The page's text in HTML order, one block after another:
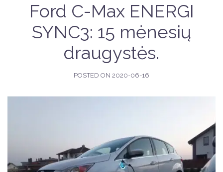
Ford C-Max ENERGI
SYNC3: 15 mėnesių
draugystės.
POSTED ON 2020-06-16